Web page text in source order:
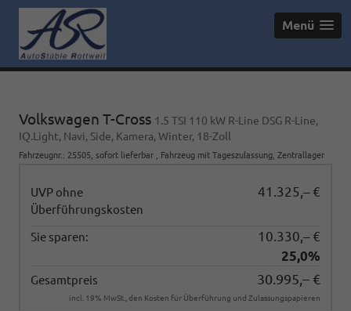
Menü
Volkswagen T-Cross 1.5 TSI 110 kW R-Line DSG R-Line,
IQ.Light, Navi, Side, Kamera, Winter, 18-Zoll
Fahrzeugnr. : 25505 sofort lieferbar Fahrzeug mit Tageszulassung , Zentrallager
UVP ohne
Überführungskosten
41.325,– €
Sie sparen:
10.330,– €
25,0%
Gesamtpreis 30.995,– €
incl. 19% MwSt., den Kosten für Überführung und Zulassungspapieren